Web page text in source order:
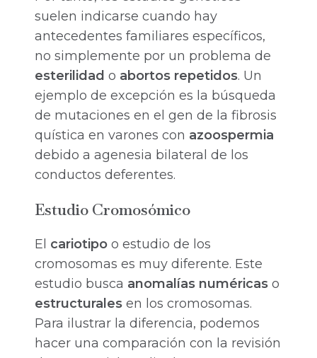
suelen indicarse cuando hay
antecedentes familiares específicos,
no simplemente por un problema de
esterilidad o abortos repetidos. Un
ejemplo de excepción es la búsqueda
de mutaciones en el gen de la fibrosis
quística en varones con azoospermia
debido a agenesia bilateral de los
conductos deferentes.
Estudio Cromosómico
El cariotipo o estudio de los
cromosomas es muy diferente. Este
estudio busca anomalías numéricas o
estructurales en los cromosomas.
Para ilustrar la diferencia, podemos
hacer una comparación con la revisión